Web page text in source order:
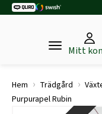
Mitt
Hem › Trädgård ›
Purpurapel Rubin